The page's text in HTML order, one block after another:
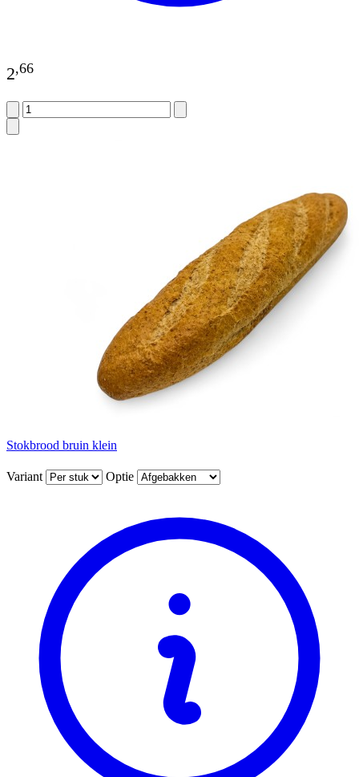
2,66
Stokbrood bruin klein
Variant Optie